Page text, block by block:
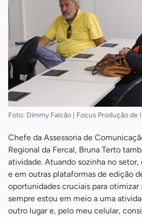
Foto: Dimmy Falcão | Focus Produção de
Chefe da Assessoria de
Regional da Fercal, Bruna Terto
atividade. Atuando sozinha no setor,
e em outras plataformas de edição
oportunidades cruciais para otimizar
sempre estou em meio a uma
outro lugar e, pelo meu celular,